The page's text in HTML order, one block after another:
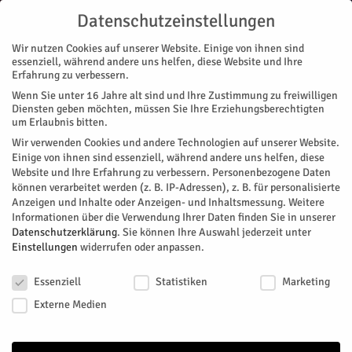
Start Stadtteile Jülich „Magische“ Qubits
STADTTEILE JÜLICH
„Magische“ Qubits
Quantencomputer gelten als Schlüsseltechnologie der
Zukunft. Doch die Qubits genannten Recheneinheiten der
Computer reagieren empfindlich auf äußere Einflüsse.
Jülicher Forschende haben jetzt einen Weg gefunden, diesen
Störungen zu begegnen.
VonForschungszentrum Jülich Februar 6, 2026 0
Datenschutzeinstellungen
Wir nutzen Cookies auf unserer Website. Einige von ihnen sind
essenziell, während andere uns helfen, diese Website und Ihre
Erfahrung zu verbessern.
Wenn Sie unter 16 Jahre alt sind und Ihre Zustimmung zu freiwilligen
Diensten geben möchten, müssen Sie Ihre Erziehungsberechtigten
um Erlaubnis bitten.
Wir verwenden Cookies und andere Technologien auf unserer Website.
Einige von ihnen sind essenziell, während andere uns helfen, diese
Website und Ihre Erfahrung zu verbessern. Personenbezogene Daten
können verarbeitet werden (z. B. IP-Adressen), z. B. für personalisierte
Anzeigen und Inhalte oder Anzeigen- und Inhaltsmessung. Weitere
Informationen über die Verwendung Ihrer Daten finden Sie in unserer
Datenschutzerklärung. Sie können Ihre Auswahl jederzeit unter
Einstellungen widerrufen oder anpassen.
Essenziell
Statistiken
Marketing
Externe Medien